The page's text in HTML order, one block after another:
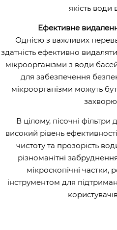
якість води
Ефективне
Однією з важливих
здатність ефективно
мікроорганізми з води
для забезпечення
мікроорганізми можуть
В цілому, пісочні
високий рівень
чистоту та прозорість
різноманітні
мікроскопічні частки,
інструментом для